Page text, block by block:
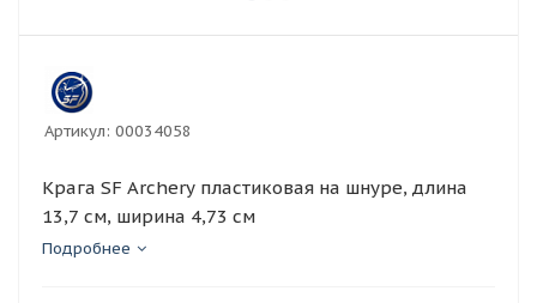
Артикул: 00034058
Крага SF Archery пластиковая на шнуре, длина
13,7 см, ширина 4,73 см
Подробнее